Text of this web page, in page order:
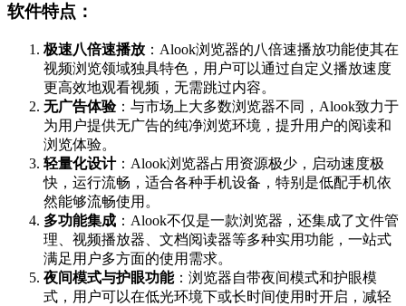
软件特点：
极速八倍速播放 ：Alook浏览器的八倍速播放功能使其在
视频浏览领域独具特色，用户可以通过自定义播放速度
更高效地观看视频，无需跳过内容。
无广告体验：与市场上大多数浏览器不同，Alook致力于
为用户提供无广告的纯净浏览环境，提升用户的阅读和
浏览体验。
轻量化设计：Alook浏览器占用资源极少，启动速度极
快，运行流畅，适合各种手机设备，特别是低配手机依
然能够流畅使用。
多功能集成 ：Alook不仅是一款浏览器，还集成了文件管
理、视频播放器、文档阅读器等多种实用功能，一站式
满足用户多方面的使用需求。
夜间模式与护眼功能：浏览器自带夜间模式和护眼模
式，用户可以在低光环境下或长时间使用时开启，减轻